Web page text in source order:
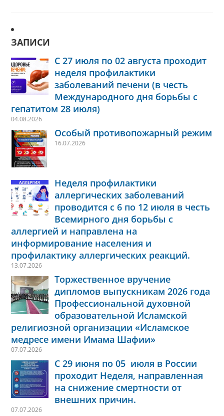
ЗАПИСИ
С 27 июля по 02 августа проходит
неделя профилактики
заболеваний печени (в честь
Международного дня борьбы с
гепатитом 28 июля)
04.08.2026
Особый противопожарный режим
16.07.2026
Неделя профилактики
аллергических заболеваний
проводится с 6 по 12 июля в честь
Всемирного дня борьбы с
аллергией и направлена на
информирование населения и
профилактику аллергических реакций.
13.07.2026
Торжественное вручение
дипломов выпускникам 2026 года
Профессиональной духовной
образовательной Исламской
религиозной организации «Исламское
медресе имени Имама Шафии»
07.07.2026
С 29 июня по 05 июля в России
проходит Неделя, направленная
на снижение смертности от
внешних причин.
07.07.2026